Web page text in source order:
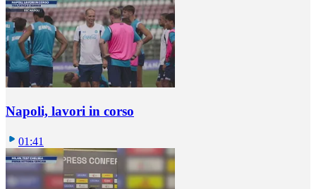
Napoli, lavori in corso
01:41